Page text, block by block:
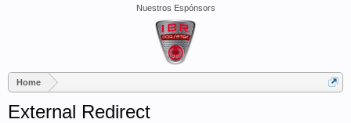
Nuestros Espónsors
Home
External Redirect